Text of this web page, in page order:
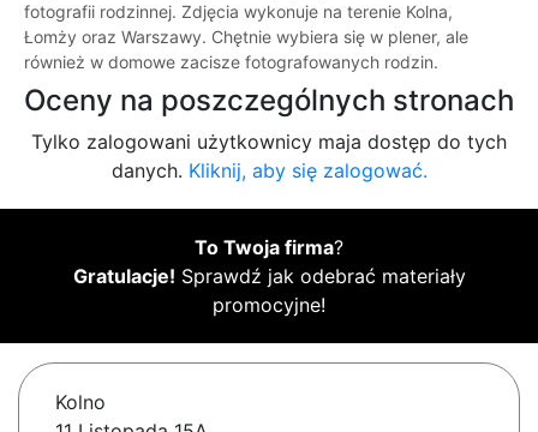
fotografii rodzinnej. Zdjęcia wykonuje na terenie Kolna,
Łomży oraz Warszawy. Chętnie wybiera się w plener, ale
również w domowe zacisze fotografowanych rodzin.
Oceny na poszczególnych stronach
Tylko zalogowani użytkownicy maja dostęp do tych
danych. Kliknij, aby się zalogować.
To Twoja firma?
Gratulacje! Sprawdź jak odebrać materiały
promocyjne!
Kolno